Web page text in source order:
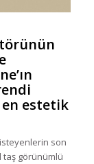
en estetik
son
taş görünümlü